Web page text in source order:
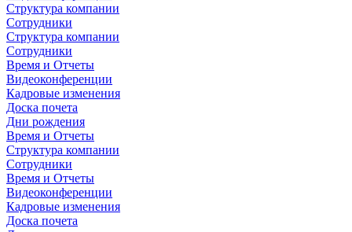
Структура компании
Сотрудники
Структура компании
Сотрудники
Время и Отчеты
Видеоконференции
Кадровые изменения
Доска почета
Дни рождения
Время и Отчеты
Структура компании
Сотрудники
Время и Отчеты
Видеоконференции
Кадровые изменения
Доска почета